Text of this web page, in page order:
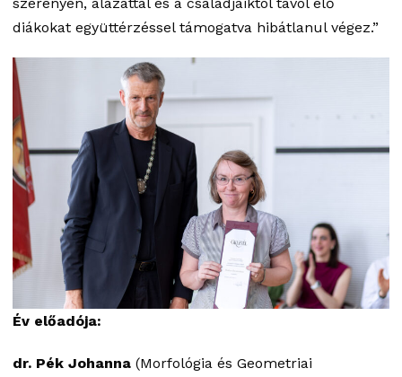
diákokat együttérzéssel támogatva hibátlanul végez.”
Év előadója:
dr. Pék Johanna (Morfológia és Geometriai